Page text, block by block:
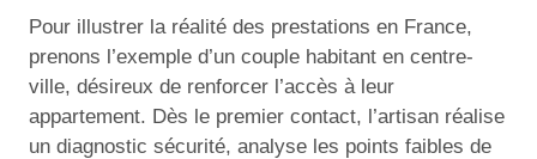
Pour illustrer la réalité des prestations en France,
prenons l’exemple d’un couple habitant en centre-
ville, désireux de renforcer l’accès à leur
appartement. Dès le premier contact, l’artisan réalise
un diagnostic sécurité, analyse les points faibles de